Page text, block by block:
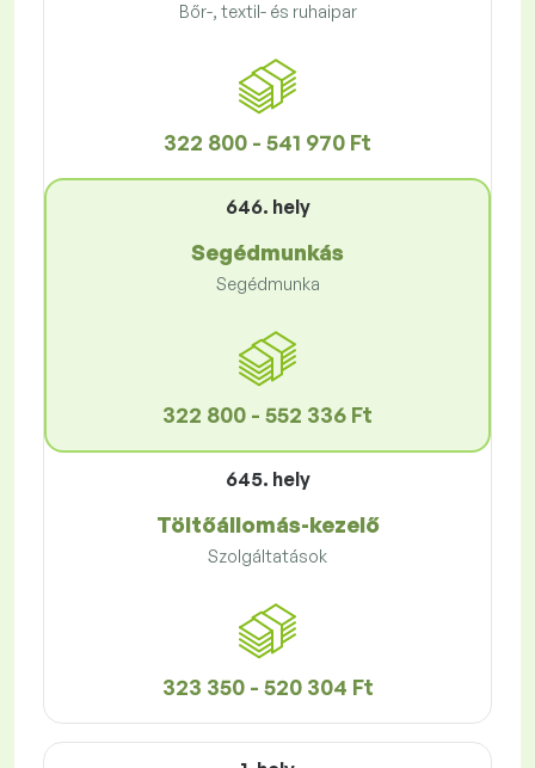
Bőr-, textil- és ruhaipar
322 800 - 541 970 Ft
646. hely
Segédmunkás
Segédmunka
322 800 - 552 336 Ft
645. hely
Töltőállomás-kezelő
Szolgáltatások
323 350 - 520 304 Ft